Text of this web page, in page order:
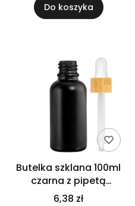
Do koszyka
Butelka szklana 100ml
czarna z pipetą
bambusową
6,38 zł